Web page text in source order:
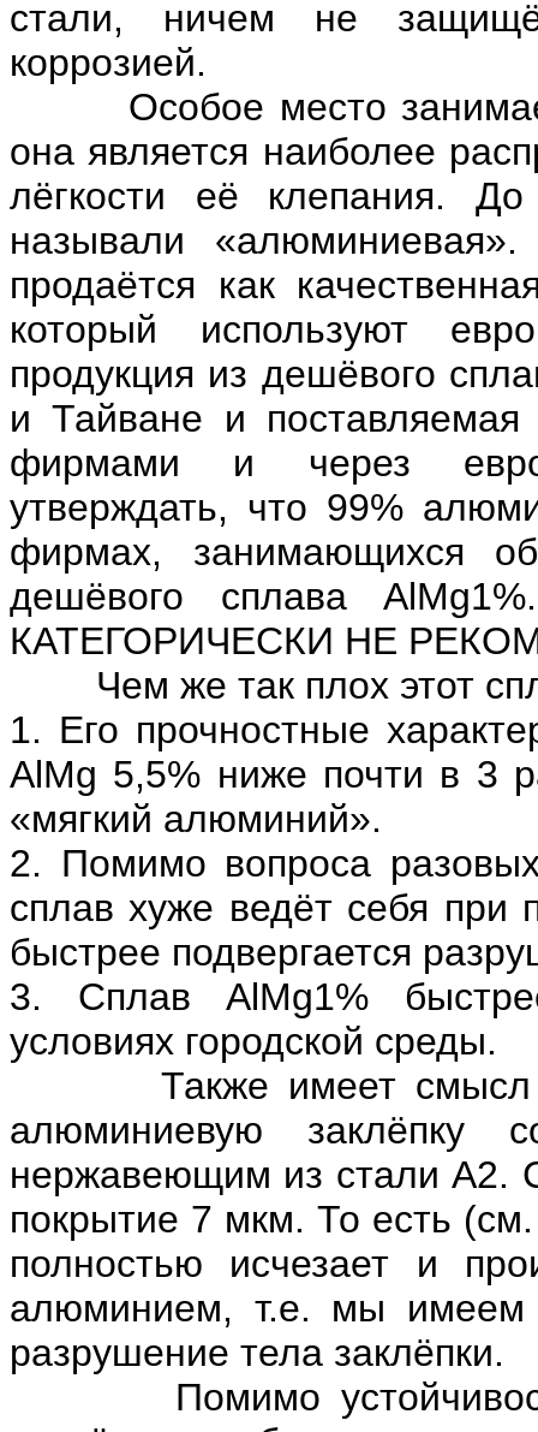
стали, ничем не
коррозией.
Особое место занимает
она является наиболее
лёгкости её клепания.
называли
продаётся как
который используют
продукция из дешёвого
и Тайване и
фирмами и через
утверждать, что 99%
фирмах, занимающихся
дешёвого сплава
КАТЕГОРИЧЕСКИ НЕ
Чем же так плох этот
1. Его прочностные
AlMg 5,5% ниже почти в 3
«мягкий алюминий».
2. Помимо вопроса
сплав хуже ведёт себя при
быстрее подвергается
3. Сплав AlMg1%
условиях городской среды.
Также имеет смысл
алюминиевую
нержавеющим из стали А2.
покрытие 7 мкм. То есть
полностью исчезает и
алюминием, т.е. мы имеем
разрушение тела заклёпки.
Помимо устойчивости